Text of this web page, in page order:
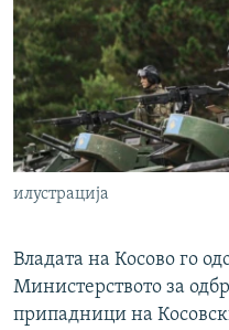
илустрација
Владата на Косово го
Министерството за
припадници на